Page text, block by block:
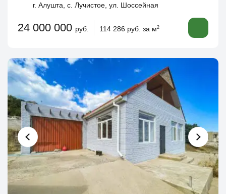
г. Алушта, с. Лучистое, ул. Шоссейная
24 000 000 руб. 114 286 руб. за м2